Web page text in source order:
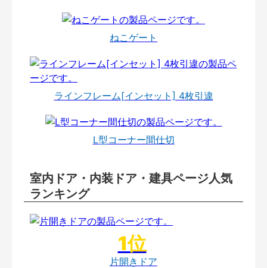
ねこゲート
ラインフレーム[インセット] 4枚引違
L型コーナー間仕切
室内ドア・内装ドア・建具ページ人気
ランキング
片開きドア